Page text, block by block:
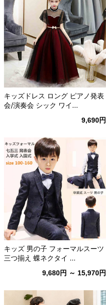
キッズドレス ロング ピアノ発表
会/演奏会 シック ワイ...
9,690円
キッズ 男の子 フォーマルスーツ
三つ揃え 蝶ネクタイ ...
9,680円 ～ 15,970円